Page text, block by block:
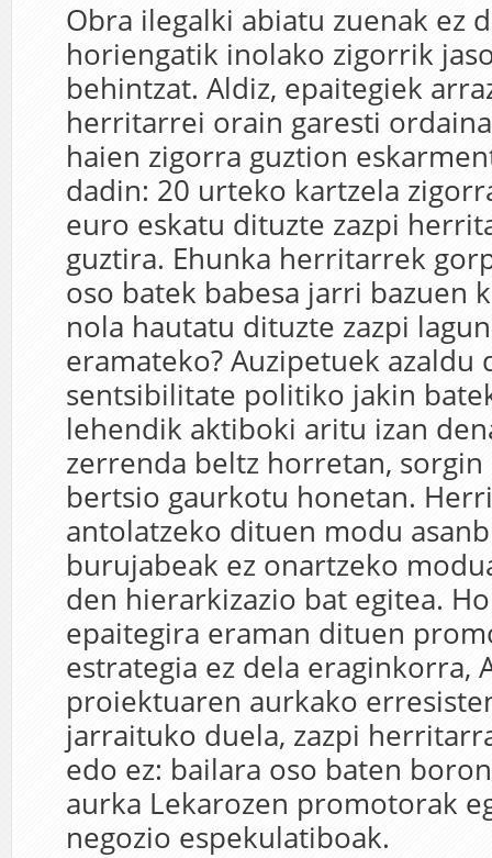
Obra ilegalki abiatu zuenak ez
horiengatik inolako zigorrik
behintzat. Aldiz, epaitegiek
herritarrei orain garesti
haien zigorra guztion
dadin: 20 urteko kartzela
euro eskatu dituzte zazpi
guztira. Ehunka herritarrek
oso batek babesa jarri bazuen
nola hautatu dituzte zazpi
eramateko? Auzipetuek azaldu
sentsibilitate politiko jakin
lehendik aktiboki aritu izan
zerrenda beltz horretan, sorgin
bertsio gaurkotu honetan.
antolatzeko dituen modu
burujabeak ez onartzeko
den hierarkizazio bat egitea.
epaitegira eraman dituen
estrategia ez dela eraginkorra,
proiektuaren aurkako
jarraituko duela, zazpi
edo ez: bailara oso baten
aurka Lekarozen promotorak
negozio espekulatiboak.